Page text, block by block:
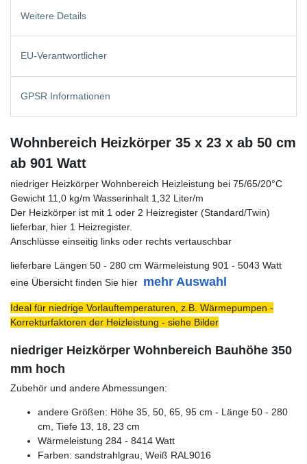
Weitere Details
EU-Verantwortlicher
GPSR Informationen
Wohnbereich Heizkörper 35 x 23 x ab 50 cm
ab 901 Watt
niedriger Heizkörper Wohnbereich Heizleistung bei 75/65/20°C
Gewicht 11,0 kg/m Wasserinhalt 1,32 Liter/m
Der Heizkörper ist mit 1 oder 2 Heizregister (Standard/Twin)
lieferbar, hier 1 Heizregister.
Anschlüsse einseitig links oder rechts vertauschbar
lieferbare Längen 50 - 280 cm Wärmeleistung 901 - 5043 Watt
eine Übersicht finden Sie hier mehr Auswahl
Ideal für niedrige Vorlauftemperaturen, z.B. Wärmepumpen -
Korrekturfaktoren der Heizleistung - siehe Bilder
niedriger Heizkörper Wohnbereich Bauhöhe 350
mm hoch
Zubehör und andere Abmessungen:
andere Größen: Höhe 35, 50, 65, 95 cm - Länge 50 - 280
cm, Tiefe 13, 18, 23 cm
Wärmeleistung 284 - 8414 Watt
Farben: sandstrahlgrau, Weiß RAL9016